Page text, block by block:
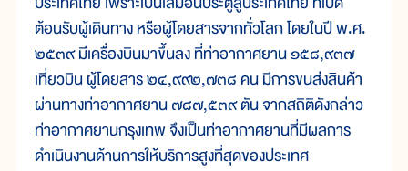
ต้อนรับผู้เดินทาง หรือผู้โดยสารจากทั่วโลก โดยในปี พ.ศ.
๒๕๓๙ มีเครื่องบินมาขึ้นลง ที่ท่าอากาศยาน ๑๕๘,๙๓๗
เที่ยวบิน ผู้โดยสาร ๒๔,๙๙๒,๗๓๘ คน มีการขนส่งสินค้า
ผ่านทางท่าอากาศยาน ๗๘๗,๕๓๙ ตัน จากสถิติดังกล่าว
ท่าอากาศยานกรุงเทพ จึงเป็นท่าอากาศยานที่มีผลการ
ดำเนินงานด้านการให้บริการสูงที่สุดของประเทศ